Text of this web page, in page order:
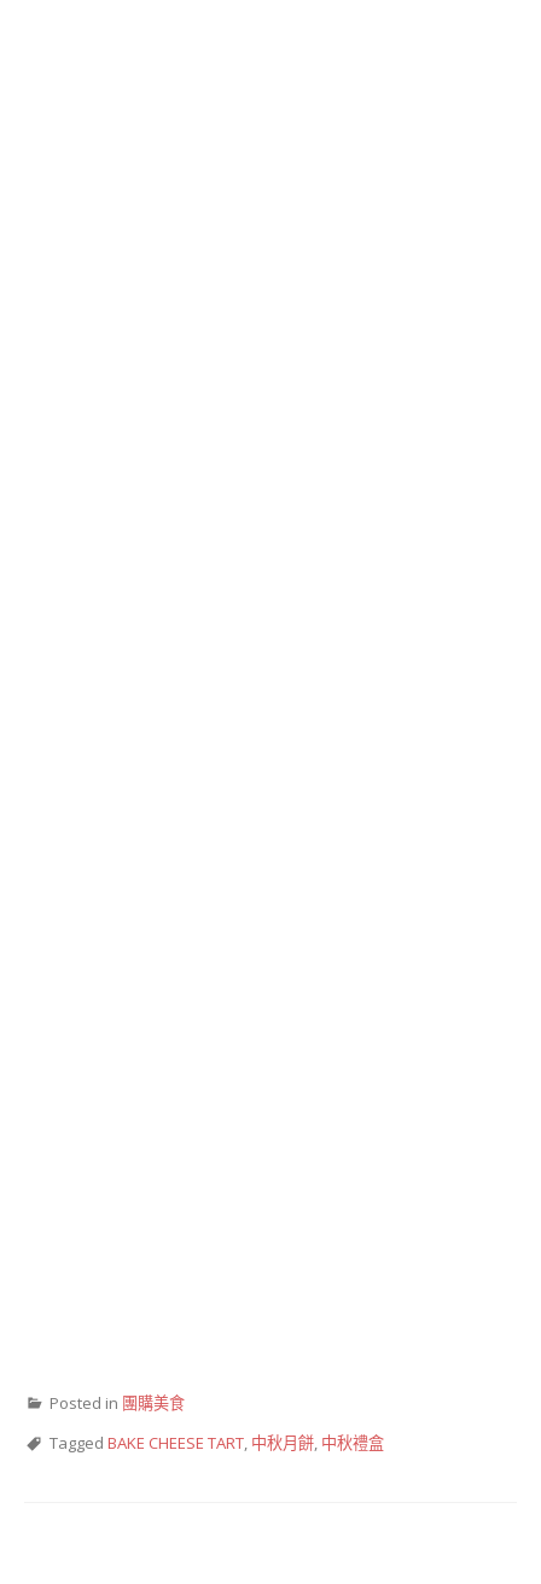
Posted in 團購美食
Tagged BAKE CHEESE TART, 中秋月餅, 中秋禮盒